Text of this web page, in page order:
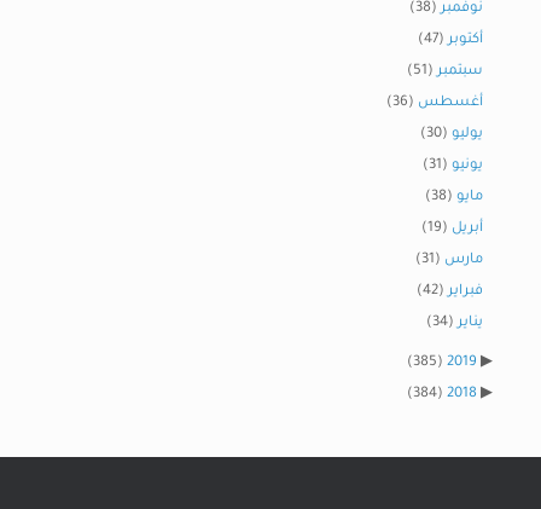
نوفمبر(38)
أكتوبر(47)
سبتمبر(51)
أغسطس (36)
يوليو (30)
يونيو (31)
مايو (38)
أبريل (19)
مارس (31)
فبراير(42)
يناير(34)
2019
(385)
2018
(384)